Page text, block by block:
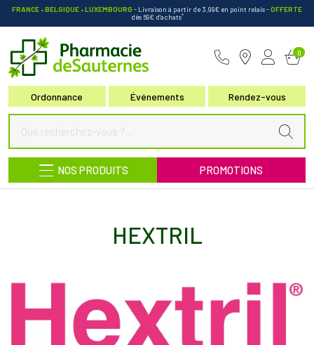
FRANCE • BELGIQUE • LUXEMBOURG - Livraison à partir de 3,99€ en point relais-OFFERTE
dès 69€ d’achats*
Ordonnance Événements Rendez-vous
0
NOS PRODUITS PROMOTIONS
HEXTRIL